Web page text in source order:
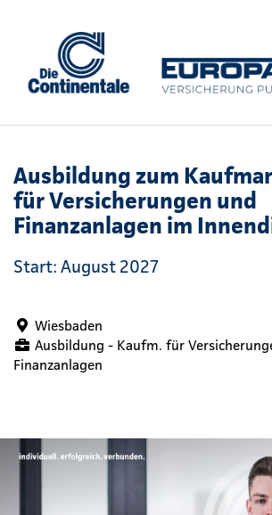
Ausbildung zum
für Versicherungen und
Finanzanlagen im
Start: August 2027
Wiesbaden
Ausbildung - Kaufm. für
Finanzanlagen